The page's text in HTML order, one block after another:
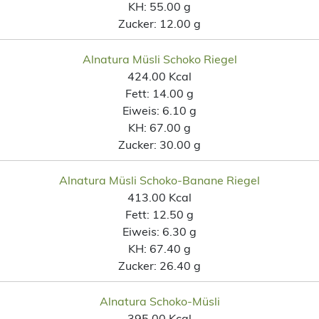
KH: 55.00 g
Zucker: 12.00 g
Alnatura Müsli Schoko Riegel
424.00 Kcal
Fett: 14.00 g
Eiweis: 6.10 g
KH: 67.00 g
Zucker: 30.00 g
Alnatura Müsli Schoko-Banane Riegel
413.00 Kcal
Fett: 12.50 g
Eiweis: 6.30 g
KH: 67.40 g
Zucker: 26.40 g
Alnatura Schoko-Müsli